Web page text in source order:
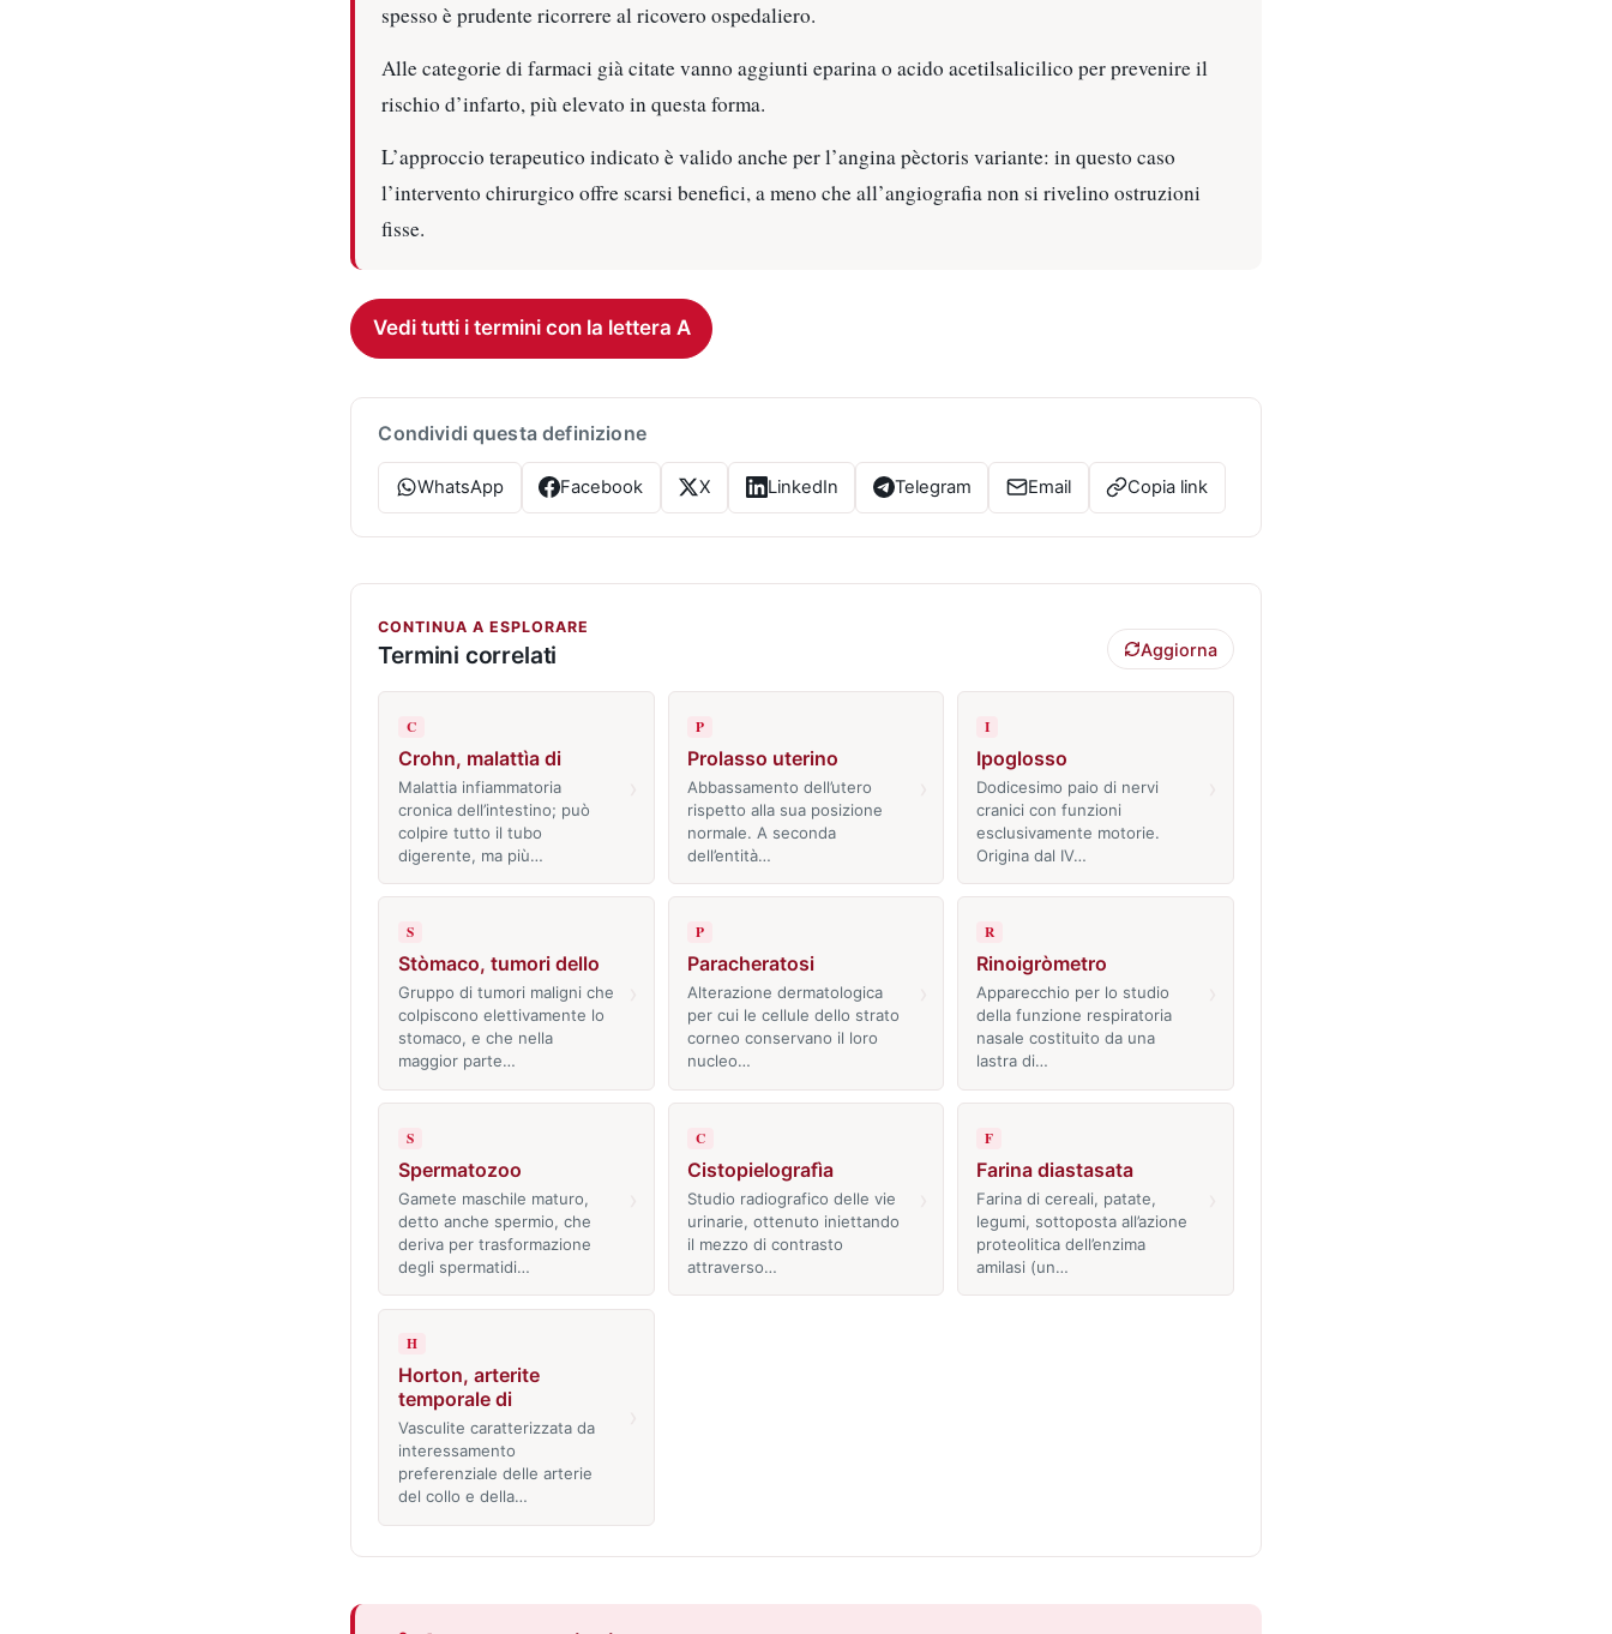
spesso è prudente ricorrere al ricovero ospedaliero.
Alle categorie di farmaci già citate vanno aggiunti eparina o acido acetilsalicilico per prevenire il
rischio d’infarto, più elevato in questa forma.
L’approccio terapeutico indicato è valido anche per l’angina pèctoris variante: in questo caso
l’intervento chirurgico offre scarsi benefici, a meno che all’angiografia non si rivelino ostruzioni
fisse.
Vedi tutti i termini con la lettera A
Condividi questa definizione
WhatsApp Facebook X LinkedIn Telegram Email Copia link
CONTINUA A ESPLORARE
Termini correlati Aggiorna
C
Crohn, malattìa di
Malattia infiammatoria
cronica dell’intestino; può
colpire tutto il tubo
digerente, ma più…
P
Prolasso uterino
Abbassamento dell’utero
rispetto alla sua posizione
normale. A seconda
dell’entità…
I
Ipoglosso
Dodicesimo paio di nervi
cranici con funzioni
esclusivamente motorie.
Origina dal IV…
S
Stòmaco, tumori dello
Gruppo di tumori maligni che
colpiscono elettivamente lo
stomaco, e che nella
maggior parte…
P
Paracheratosi
Alterazione dermatologica
per cui le cellule dello strato
corneo conservano il loro
nucleo…
R
Rinoigròmetro
Apparecchio per lo studio
della funzione respiratoria
nasale costituito da una
lastra di…
S
Spermatozoo
Gamete maschile maturo,
detto anche spermio, che
deriva per trasformazione
degli spermatidi…
C
Cistopielografìa
Studio radiografico delle vie
urinarie, ottenuto iniettando
il mezzo di contrasto
attraverso…
F
Farina diastasata
Farina di cereali, patate,
legumi, sottoposta all’azione
proteolitica dell’enzima
amilasi (un…
H
Horton, arterite
temporale di
Vasculite caratterizzata da
interessamento
preferenziale delle arterie
del collo e della…